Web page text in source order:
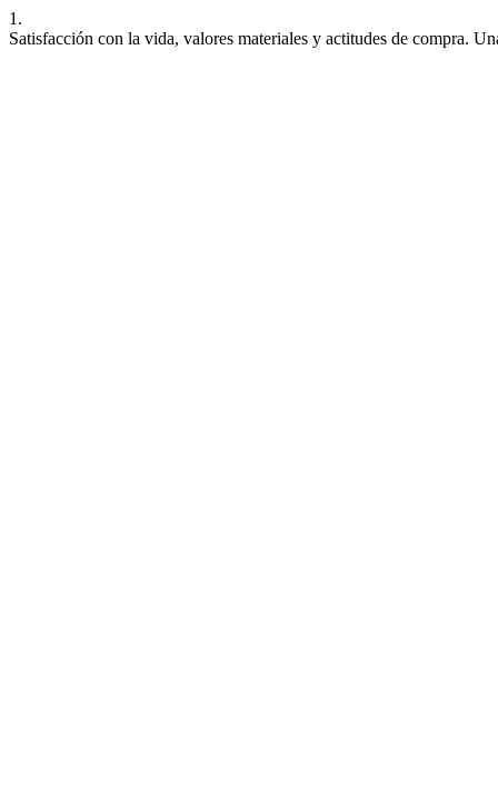
1.
Satisfacción con la vida, valores materiales y actitudes de compra.